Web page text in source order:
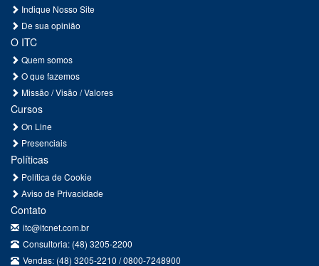
Indique Nosso Site
De sua opinião
O ITC
Quem somos
O que fazemos
Missão / Visão / Valores
Cursos
On Line
Presenciais
Políticas
Política de Cookie
Aviso de Privacidade
Contato
itc@itcnet.com.br
Consultoria: (48) 3205-2200
Vendas: (48) 3205-2210 / 0800-7248900